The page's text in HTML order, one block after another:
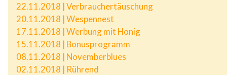
22.11.2018 | Verbrauchertäuschung
20.11.2018 | Wespennest
17.11.2018 | Werbung mit Honig
15.11.2018 | Bonusprogramm
08.11.2018 | Novemberblues
02.11.2018 | Rührend